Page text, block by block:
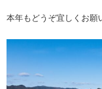
本年もどうぞ宜しくお願